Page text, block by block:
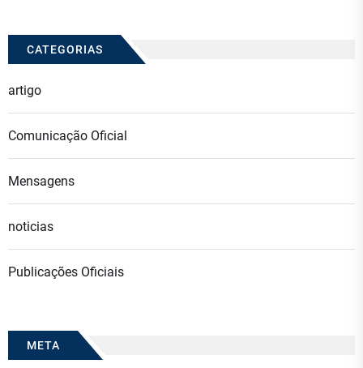
CATEGORIAS
artigo
Comunicação Oficial
Mensagens
noticias
Publicações Oficiais
META